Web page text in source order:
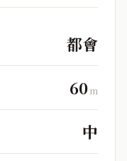
都會
60m
中